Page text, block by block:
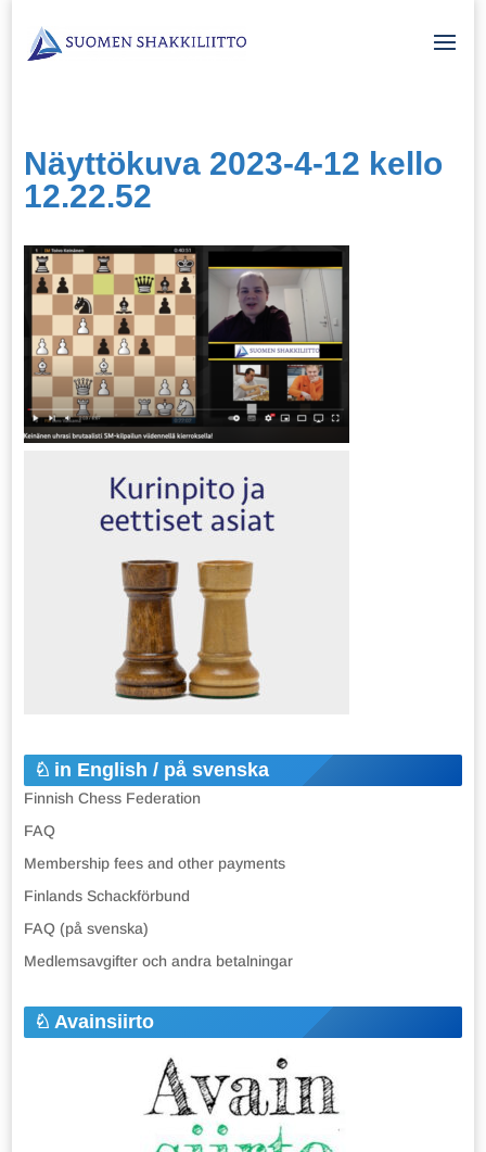
Näyttökuva 2023-4-12 kello
12.22.52
in English / på svenska
Finnish Chess Federation
FAQ
Membership fees and other payments
Finlands Schackförbund
FAQ (på svenska)
Medlemsavgifter och andra betalningar
Avainsiirto